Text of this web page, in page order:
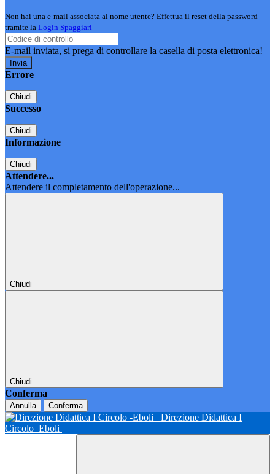
Non hai una e-mail associata al nome utente? Effettua il reset della password
tramite la Login Spaggiari
E-mail inviata, si prega di controllare la casella di posta elettronica!
Errore
Chiudi
Successo
Chiudi
Informazione
Chiudi
Attendere...
Attendere il completamento dell'operazione...
Chiudi
Chiudi
Conferma
Annulla Conferma
Direzione Didattica I
Circolo Eboli